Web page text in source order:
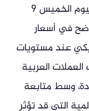
بدأت البنوك المصرية تعاملات اليوم الخميس 9
واضح في أسعار
عند مستويات
العملات العربية
وسط متابعة
التي قد تؤثر